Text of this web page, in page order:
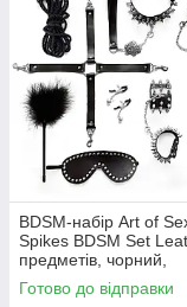
BDSM-набір Art of
Spikes BDSM Set
предметів, чорний,
натуральна шкіра
Готово до відправки